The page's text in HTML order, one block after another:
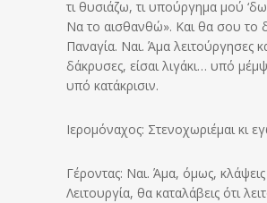
τι θυσιάζω, τι υπούργημα μού
Να το αισθανθώ». Και θα σου το
Παναγία. Ναι. Άμα λειτούργησες
δάκρυσες, είσαι λιγάκι… υπό
υπό κατάκρισιν.
Ιερομόναχος: Στενοχωριέμαι κι
Γέροντας: Ναι. Άμα, όμως,
Λειτουργία, θα καταλάβεις ότι